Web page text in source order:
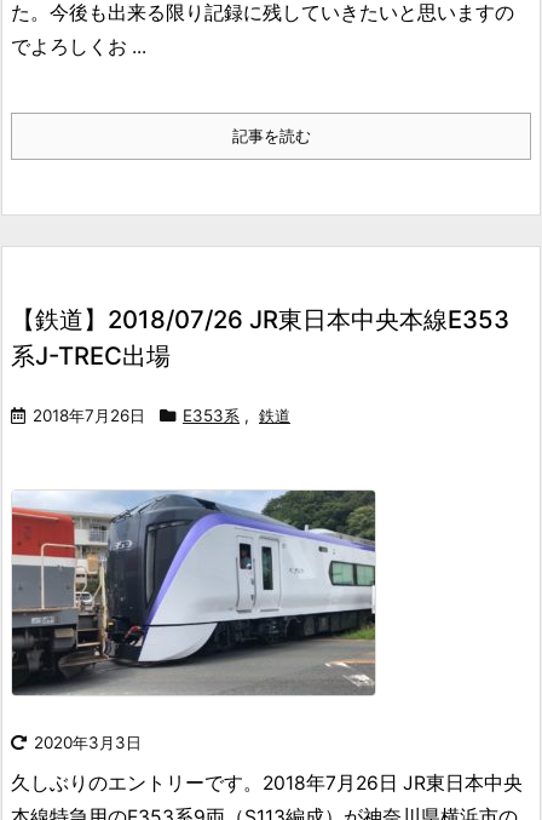
た。今後も出来る限り記録に残していきたいと思いますの
でよろしくお ...
記事を読む
【鉄道】2018/07/26 JR東日本中央本線E353
系J-TREC出場
2018年7月26日 E353系 , 鉄道
2020年3月3日
久しぶりのエントリーです。2018年7月26日 JR東日本中央